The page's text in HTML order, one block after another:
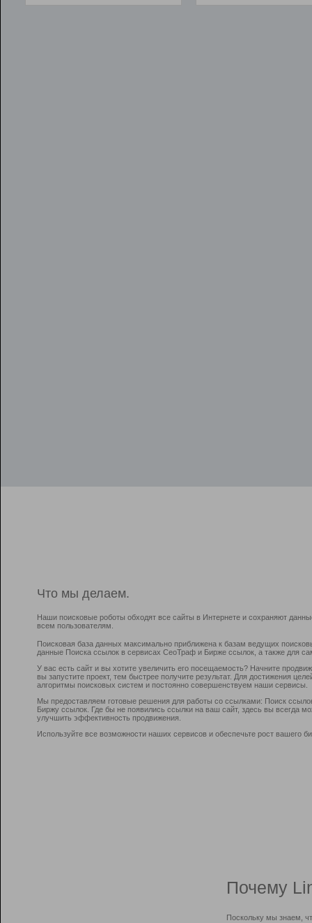
Что мы делаем.
Наши поисковые роботы обходят все сайты в Интернете и сохраняют
всем пользователям.
Поисковая база данных максимально приближена к базам ведущих
данные Поиска ссылок в сервисах СеоТраф и Бирже ссылок, а также для
У вас есть сайт и вы хотите увеличить его посещаемость? Начните
вы запустите проект, тем быстрее получите результат. Для достижения
алгоритмы поисковых систем и постоянно совершенствуем наши сервисы.
Мы предоставляем готовые решения для работы со ссылками: Поиск
Биржу ссылок. Где бы не появились ссылки на ваш сайт, здесь вы всегда
улучшить эффективность продвижения.
Используйте все возможности наших сервисов и обеспечьте рост вашего
Почему
Поскольку мы знаем,